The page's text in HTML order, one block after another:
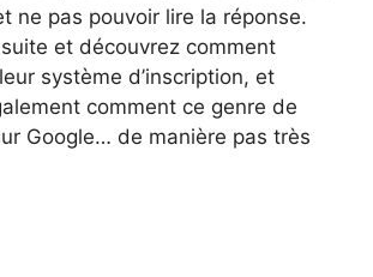
ne pas pouvoir lire la réponse.
et découvrez comment
système d’inscription, et
comment ce genre de
Google… de manière pas très